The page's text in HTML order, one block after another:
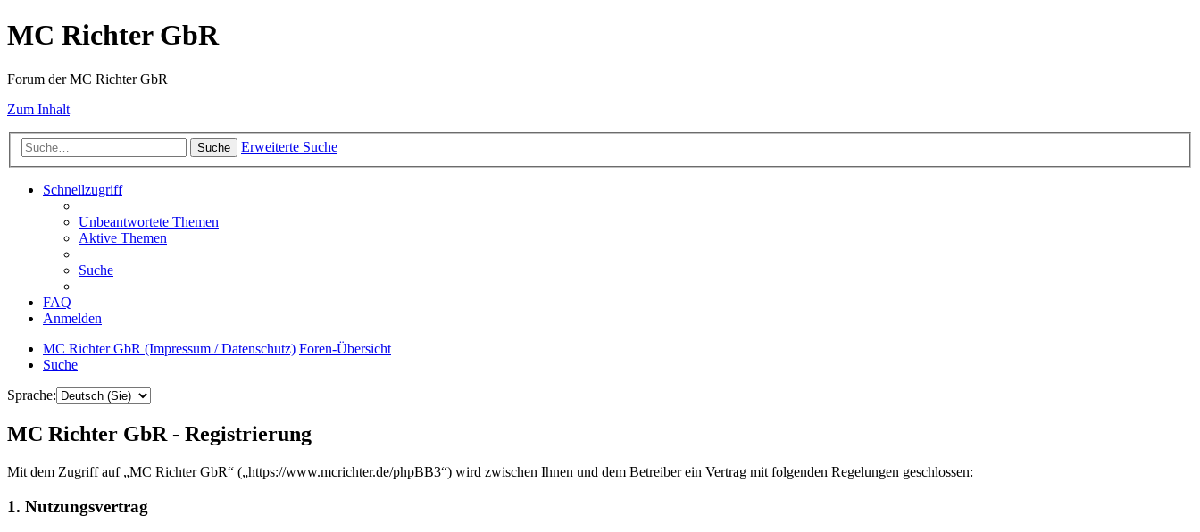
MC Richter GbR
Forum der MC Richter GbR
Zum Inhalt
Suche Erweiterte Suche
Schnellzugriff
Unbeantwortete Themen
Aktive Themen
Suche
FAQ
Anmelden
MC Richter GbR (Impressum / Datenschutz) Foren-Übersicht
Suche
Sprache:
MC Richter GbR - Registrierung
Mit dem Zugriff auf „MC Richter GbR“ („https://www.mcrichter.de/phpBB3“) wird zwischen Ihnen und dem Betreiber ein Vertrag mit folgenden Regelungen geschlossen:
1. Nutzungsvertrag